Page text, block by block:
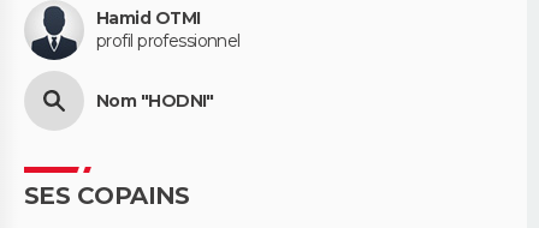
Hamid OTMI
profil professionnel
Nom "HODNI"
SES COPAINS